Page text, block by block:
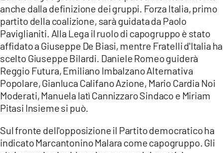
anche dalla definizione dei gruppi. Forza Italia, primo
partito della coalizione, sarà guidata da Paolo
Paviglianiti. Alla Lega il ruolo di capogruppo è stato
affidato a Giuseppe De Biasi, mentre Fratelli d'Italia ha
scelto Giuseppe Bilardi. Daniele Romeo guiderà
Reggio Futura, Emiliano Imbalzano Alternativa
Popolare, Gianluca Califano Azione, Mario Cardia Noi
Moderati, Manuela Iatì Cannizzaro Sindaco e Miriam
Pitasi Insieme si può.
Sul fronte dell'opposizione il Partito democratico ha
indicato Marcantonino Malara come capogruppo. Gli